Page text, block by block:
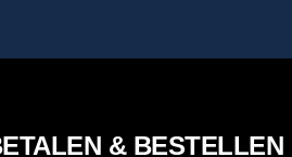
& BESTELLEN